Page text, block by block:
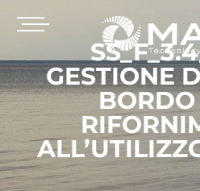
GESTIONE